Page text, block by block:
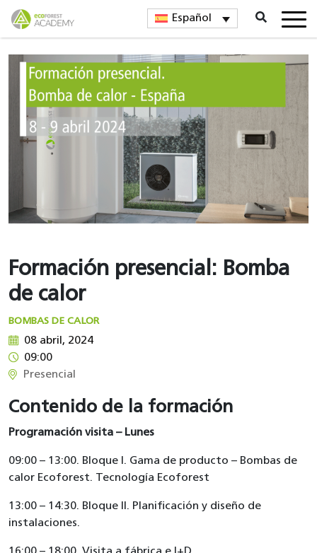
Español
Formación presencial: Bomba
de calor
BOMBAS DE CALOR
08 abril, 2024
09:00
Presencial
Contenido de la formación
Programación visita – Lunes
09:00 – 13:00. Bloque I. Gama de producto – Bombas de
calor Ecoforest. Tecnología Ecoforest
13:00 – 14:30. Bloque II. Planificación y diseño de
instalaciones.